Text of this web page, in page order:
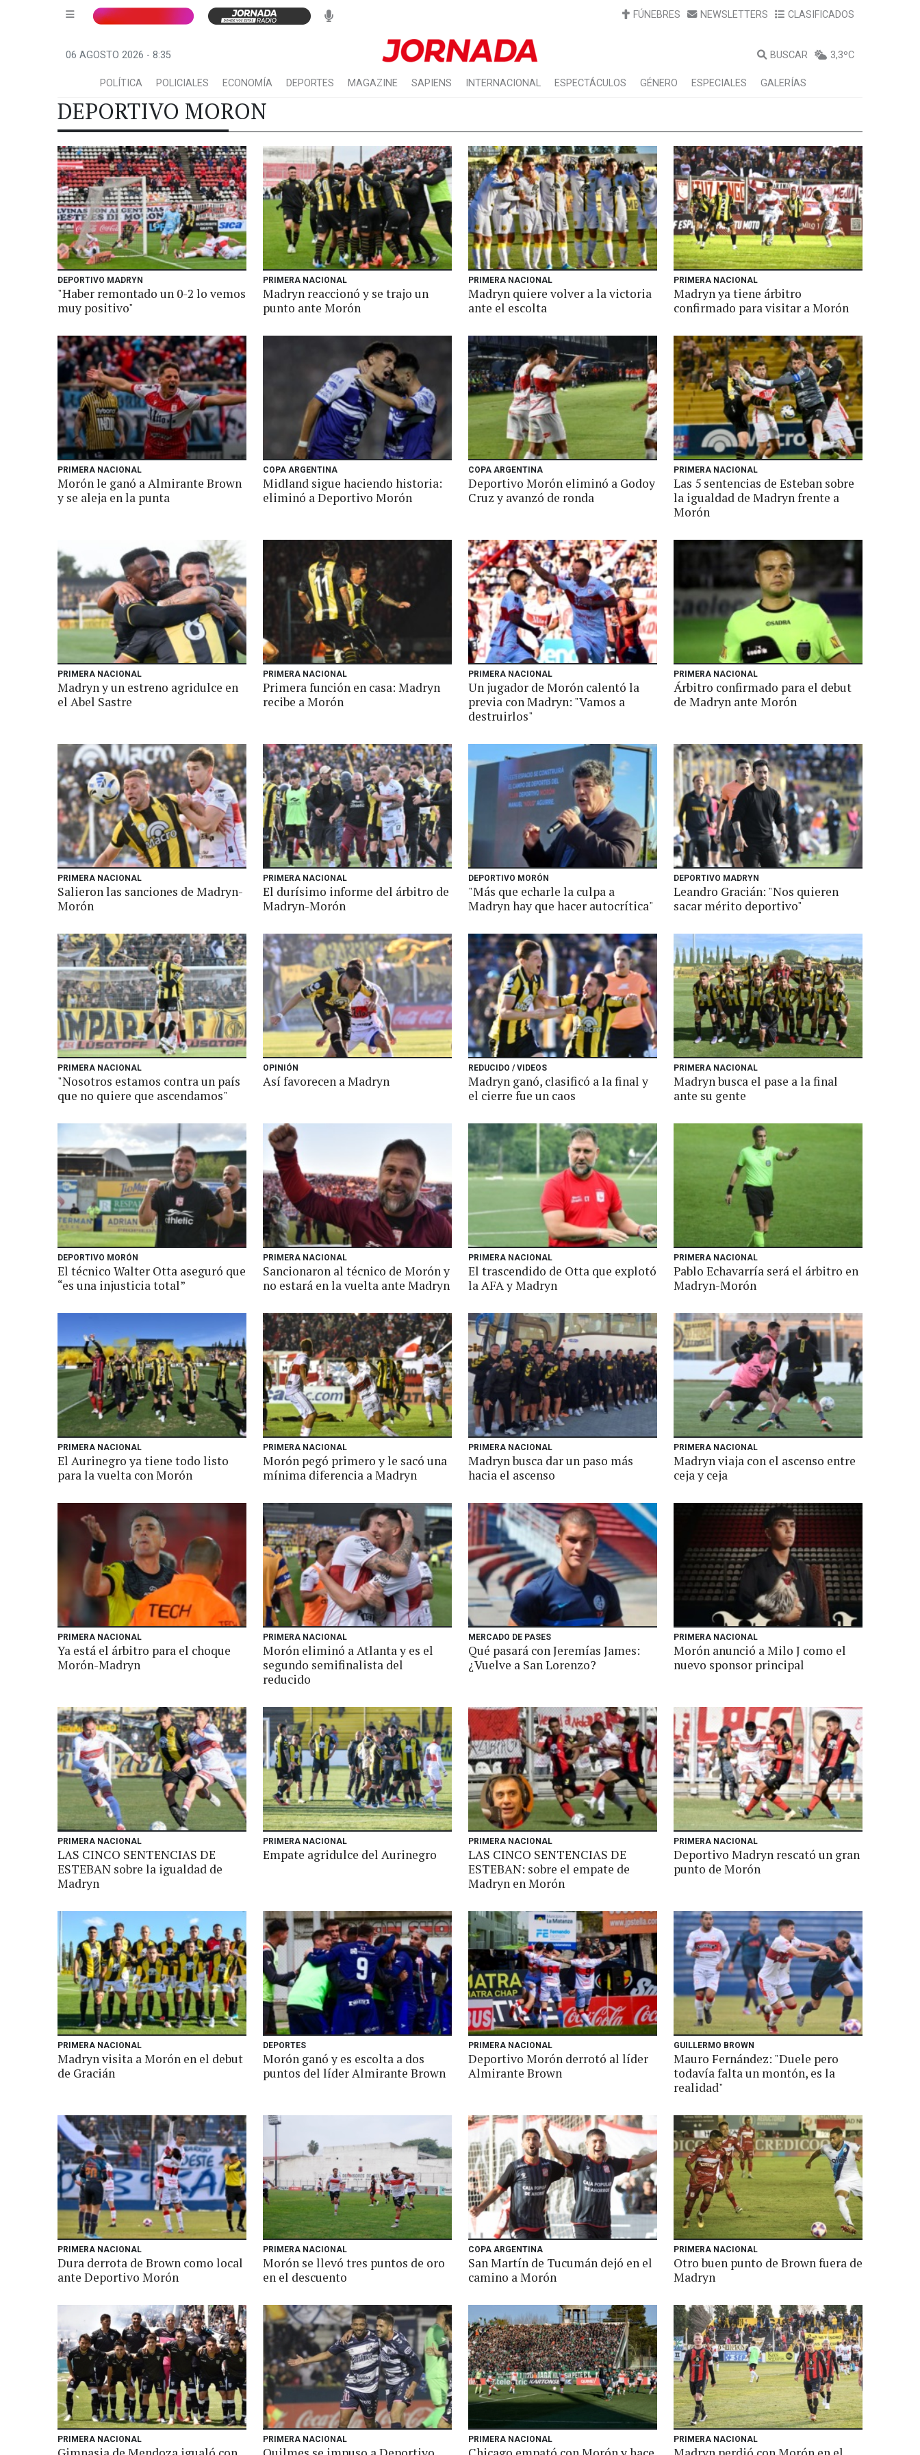
FÚNEBRES NEWSLETTERS CLASIFICADOS
06 AGOSTO 2026 - 8:35 BUSCAR 3,3ºC
POLÍTICA POLICIALES ECONOMÍA DEPORTES MAGAZINE SAPIENS INTERNACIONAL ESPECTÁCULOS GÉNERO ESPECIALES GALERÍAS
DEPORTIVO MORON
DEPORTIVO MADRYN
"Haber remontado un 0-2 lo vemos
muy positivo"
PRIMERA NACIONAL
Madryn reaccionó y se trajo un
punto ante Morón
PRIMERA NACIONAL
Madryn quiere volver a la victoria
ante el escolta
PRIMERA NACIONAL
Madryn ya tiene árbitro
confirmado para visitar a Morón
PRIMERA NACIONAL
Morón le ganó a Almirante Brown
y se aleja en la punta
COPA ARGENTINA
Midland sigue haciendo historia:
eliminó a Deportivo Morón
COPA ARGENTINA
Deportivo Morón eliminó a Godoy
Cruz y avanzó de ronda
PRIMERA NACIONAL
Las 5 sentencias de Esteban sobre
la igualdad de Madryn frente a
Morón
PRIMERA NACIONAL
Madryn y un estreno agridulce en
el Abel Sastre
PRIMERA NACIONAL
Primera función en casa: Madryn
recibe a Morón
PRIMERA NACIONAL
Un jugador de Morón calentó la
previa con Madryn: "Vamos a
destruirlos"
PRIMERA NACIONAL
Árbitro confirmado para el debut
de Madryn ante Morón
PRIMERA NACIONAL
Salieron las sanciones de Madryn-
Morón
PRIMERA NACIONAL
El durísimo informe del árbitro de
Madryn-Morón
DEPORTIVO MORÓN
"Más que echarle la culpa a
Madryn hay que hacer autocrítica"
DEPORTIVO MADRYN
Leandro Gracián: "Nos quieren
sacar mérito deportivo"
PRIMERA NACIONAL
"Nosotros estamos contra un país
que no quiere que ascendamos"
OPINIÓN
Así favorecen a Madryn
REDUCIDO / VIDEOS
Madryn ganó, clasificó a la final y
el cierre fue un caos
PRIMERA NACIONAL
Madryn busca el pase a la final
ante su gente
DEPORTIVO MORÓN
El técnico Walter Otta aseguró que
“es una injusticia total”
PRIMERA NACIONAL
Sancionaron al técnico de Morón y
no estará en la vuelta ante Madryn
PRIMERA NACIONAL
El trascendido de Otta que explotó
la AFA y Madryn
PRIMERA NACIONAL
Pablo Echavarría será el árbitro en
Madryn-Morón
PRIMERA NACIONAL
El Aurinegro ya tiene todo listo
para la vuelta con Morón
PRIMERA NACIONAL
Morón pegó primero y le sacó una
mínima diferencia a Madryn
PRIMERA NACIONAL
Madryn busca dar un paso más
hacia el ascenso
PRIMERA NACIONAL
Madryn viaja con el ascenso entre
ceja y ceja
PRIMERA NACIONAL
Ya está el árbitro para el choque
Morón-Madryn
PRIMERA NACIONAL
Morón eliminó a Atlanta y es el
segundo semifinalista del
reducido
MERCADO DE PASES
Qué pasará con Jeremías James:
¿Vuelve a San Lorenzo?
PRIMERA NACIONAL
Morón anunció a Milo J como el
nuevo sponsor principal
PRIMERA NACIONAL
LAS CINCO SENTENCIAS DE
ESTEBAN sobre la igualdad de
Madryn
PRIMERA NACIONAL
Empate agridulce del Aurinegro
PRIMERA NACIONAL
LAS CINCO SENTENCIAS DE
ESTEBAN: sobre el empate de
Madryn en Morón
PRIMERA NACIONAL
Deportivo Madryn rescató un gran
punto de Morón
PRIMERA NACIONAL
Madryn visita a Morón en el debut
de Gracián
DEPORTES
Morón ganó y es escolta a dos
puntos del líder Almirante Brown
PRIMERA NACIONAL
Deportivo Morón derrotó al líder
Almirante Brown
GUILLERMO BROWN
Mauro Fernández: "Duele pero
todavía falta un montón, es la
realidad"
PRIMERA NACIONAL
Dura derrota de Brown como local
ante Deportivo Morón
PRIMERA NACIONAL
Morón se llevó tres puntos de oro
en el descuento
COPA ARGENTINA
San Martín de Tucumán dejó en el
camino a Morón
PRIMERA NACIONAL
Otro buen punto de Brown fuera de
Madryn
PRIMERA NACIONAL PRIMERA NACIONAL PRIMERA NACIONAL PRIMERA NACIONAL